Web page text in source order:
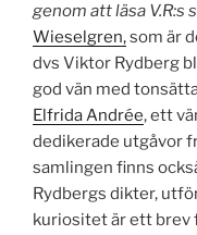
genom att läsa V.R:s
Wieselgren,som är
dvs Viktor Rydberg
god vän med
Elfrida Andrée, ett
dedikerade utgåvor
samlingen finns
Rydbergs dikter,
kuriositet är ett brev